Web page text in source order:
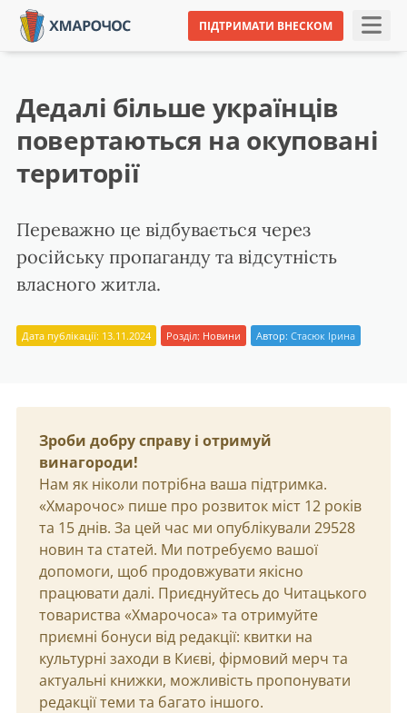
ПІДТРИМАТИ ВНЕСКОМ
Дедалі більше українців
повертаються на окуповані
території
Переважно це відбувається через
російську пропаганду та відсутність
власного житла.
Дата публікації: 13.11.2024 Розділ: Новини Автор: Стасюк Ірина
Зроби добру справу і отримуй
винагороди!
Нам як ніколи потрібна ваша підтримка.
«Хмарочос» пише про розвиток міст 12 років
та 15 днів. За цей час ми опублікували 29528
новин та статей. Ми потребуємо вашої
допомоги, щоб продовжувати якісно
працювати далі. Приєднуйтесь до Читацького
товариства «Хмарочоса» та отримуйте
приємні бонуси від редакції: квитки на
культурні заходи в Києві, фірмовий мерч та
актуальні книжки, можливість пропонувати
редакції теми та багато іншого.